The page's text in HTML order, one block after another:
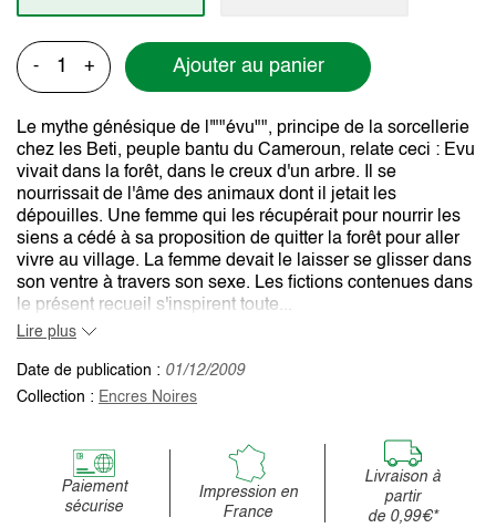
- + Ajouter au panier
Le mythe génésique de l'""évu"", principe de la sorcellerie
chez les Beti, peuple bantu du Cameroun, relate ceci : Evu
vivait dans la forêt, dans le creux d'un arbre. Il se
nourrissait de l'âme des animaux dont il jetait les
dépouilles. Une femme qui les récupérait pour nourrir les
siens a cédé à sa proposition de quitter la forêt pour aller
vivre au village. La femme devait le laisser se glisser dans
son ventre à travers son sexe. Les fictions contenues dans
le présent recueil s'inspirent toute...
Lire plus
Date de publication : 01/12/2009
Collection : Encres Noires
Paiement
sécurise
Impression en
France
Livraison à
partir
de 0,99€*